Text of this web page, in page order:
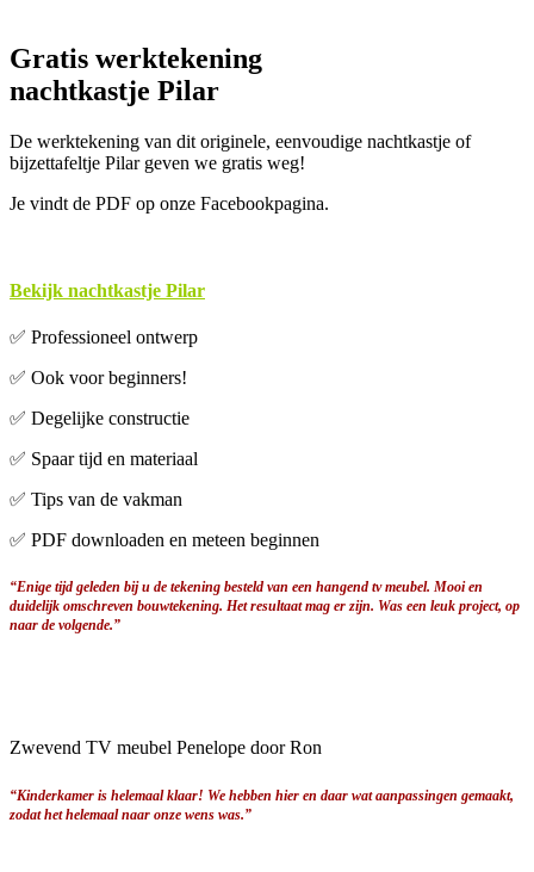
Gratis werktekening
nachtkastje Pilar
De werktekening van dit originele, eenvoudige nachtkastje of
bijzettafeltje Pilar geven we gratis weg!
Je vindt de PDF op onze Facebookpagina.
Bekijk nachtkastje Pilar
✅ Professioneel ontwerp
✅ Ook voor beginners!
✅ Degelijke constructie
✅ Spaar tijd en materiaal
✅ Tips van de vakman
✅ PDF downloaden en meteen beginnen
“Enige tijd geleden bij u de tekening besteld van een hangend tv meubel. Mooi en
duidelijk omschreven bouwtekening. Het resultaat mag er zijn. Was een leuk project, op
naar de volgende.”
Zwevend TV meubel Penelope door Ron
“Kinderkamer is helemaal klaar! We hebben hier en daar wat aanpassingen gemaakt,
zodat het helemaal naar onze wens was.”